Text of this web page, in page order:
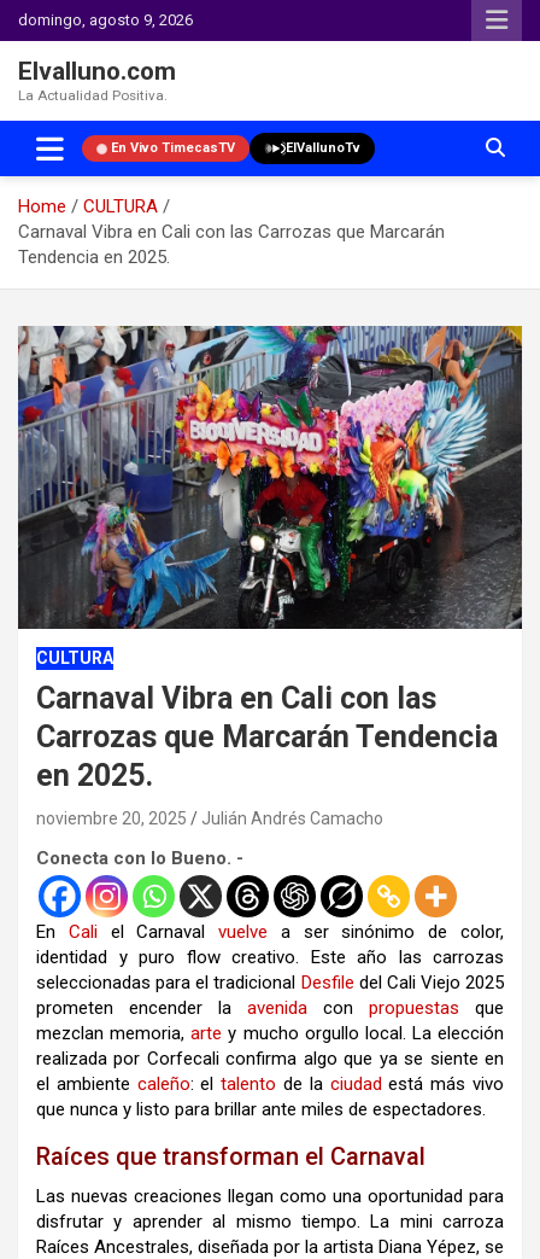
domingo, agosto 9, 2026
Elvalluno.com
La Actualidad Positiva.
En Vivo TimecasTV ElVallunoTv
Home
CULTURA
Carnaval Vibra en Cali con las Carrozas que Marcarán
Tendencia en 2025.
content
CULTURA
Carnaval Vibra en Cali con las
Carrozas que Marcarán Tendencia
en 2025.
noviembre 20, 2025 Julián Andrés Camacho
Conecta con lo Bueno. -
En Caliel Carnavalvuelve a ser sinónimo de color,
identidad y puro flow creativo. Este año las carrozas
seleccionadas para el tradicional Desfile del Cali Viejo 2025
prometen encender la avenida con propuestas que
mezclan memoria,arte y mucho orgullo local. La elección
realizada por Corfecali confirma algo que ya se siente en
el ambiente caleño: eltalento de la ciudad está más vivo
que nunca y listo para brillar ante miles de espectadores.
Raíces que transforman el Carnaval
Las nuevas creaciones llegan como una oportunidad para
disfrutar y aprender al mismo tiempo. La mini carroza
Raíces Ancestrales, diseñada por la artista Diana Yépez, se